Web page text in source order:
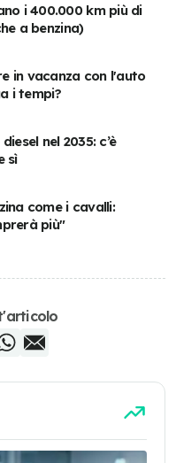
i 400.000 km più di
a benzina)
in vacanza con l'auto
i tempi?
nel 2035: c’è
sì
come i cavalli:
più"